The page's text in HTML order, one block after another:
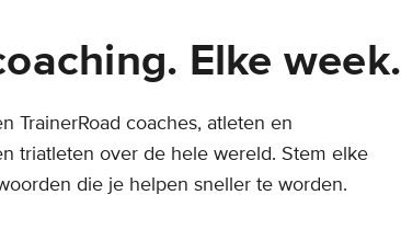
Elke week.
TrainerRoad coaches, atleten en
triatleten over de hele wereld. Stem elke
die je helpen sneller te worden.